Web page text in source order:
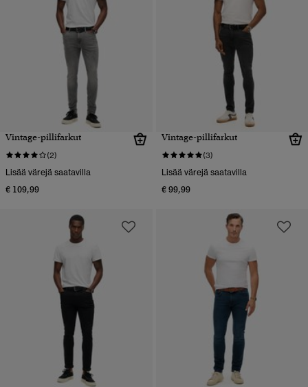
Vintage-pillifarkut
(2)
Lisää värejä saatavilla
€ 109,99
Vintage-pillifarkut
(3)
Lisää värejä saatavilla
€ 99,99